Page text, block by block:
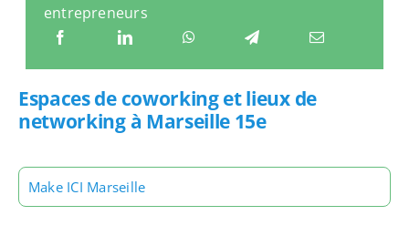
entrepreneurs
Espaces de coworking et lieux de
networking à Marseille 15e
Make ICI Marseille